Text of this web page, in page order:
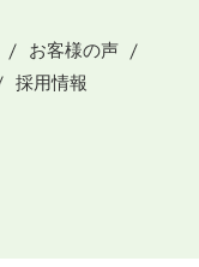
お客様の声
採用情報